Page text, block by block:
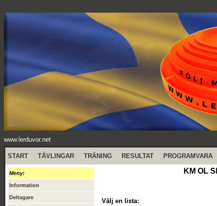
www.lerduvor.net
START TÄVLINGAR TRÄNING RESULTAT PROGRAMVARA
Meny:
Information
Deltagare
KM OL
Välj en lista: